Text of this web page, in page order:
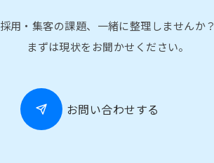
採用・集客の課題、一緒に整理しませんか？
まずは現状をお聞かせください。
お問い合わせする